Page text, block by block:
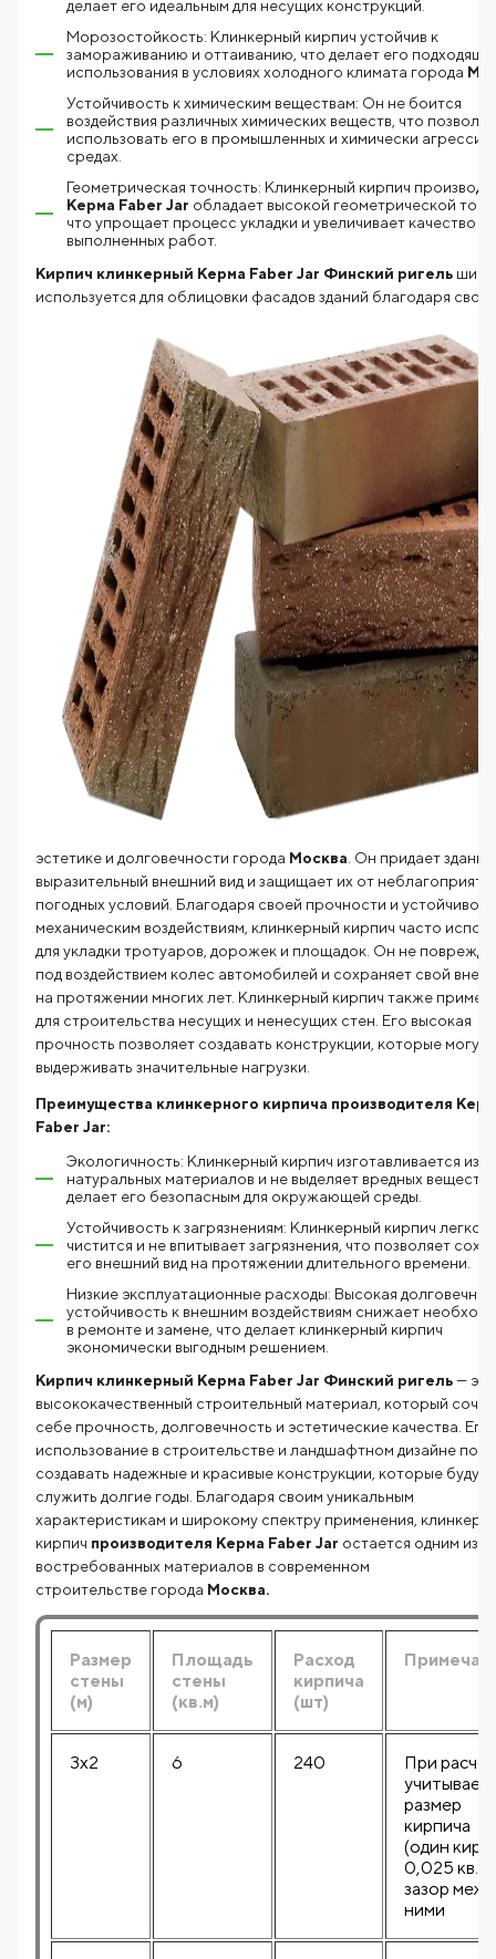
делает его идеальным для несущих конструкций.
Морозостойкость: Клинкерный кирпич устойчив к
замораживанию и оттаиванию, что делает его
использования в условиях холодного климата города
Устойчивость к химическим веществам: Он не боится
воздействия различных химических веществ, что
использовать его в промышленных и химически
средах.
Геометрическая точность: Клинкерный кирпич
Керма Faber Jar обладает высокой геометрической
что упрощает процесс укладки и увеличивает качество
выполненных работ.
Кирпич клинкерный Керма Faber Jar Финский ригель
используется для облицовки фасадов зданий благодаря
эстетике и долговечности города Москва. Он придает
выразительный внешний вид и защищает их от
погодных условий. Благодаря своей прочности и
механическим воздействиям, клинкерный кирпич часто
для укладки тротуаров, дорожек и площадок. Он не
под воздействием колес автомобилей и сохраняет свой
на протяжении многих лет. Клинкерный кирпич также
для строительства несущих и ненесущих стен. Его высокая
прочность позволяет создавать конструкции, которые могут
выдерживать значительные нагрузки.
Преимущества клинкерного кирпича производителя
Faber Jar:
Экологичность: Клинкерный кирпич изготавливается из
натуральных материалов и не выделяет вредных веществ,
делает его безопасным для окружающей среды.
Устойчивость к загрязнениям: Клинкерный кирпич легко
чистится и не впитывает загрязнения, что позволяет
его внешний вид на протяжении длительного времени.
Низкие эксплуатационные расходы: Высокая
устойчивость к внешним воздействиям снижает
в ремонте и замене, что делает клинкерный кирпич
экономически выгодным решением.
Кирпич клинкерный Керма Faber Jar Финский ригель— это
высококачественный строительный материал, который
себе прочность, долговечность и эстетические качества. Его
использование в строительстве и ландшафтном дизайне
создавать надежные и красивые конструкции, которые будут
служить долгие годы. Благодаря своим уникальным
характеристикам и широкому спектру применения,
кирпич производителя Керма Faber Jar остается одним из
востребованных материалов в современном
строительстве города Москва.
Размер
стены
(м)
Площадь
стены
(кв.м)
Расход
кирпича
(шт)
3x2 6 240
При
размер
кирпича
(один
0,025
зазор
ними